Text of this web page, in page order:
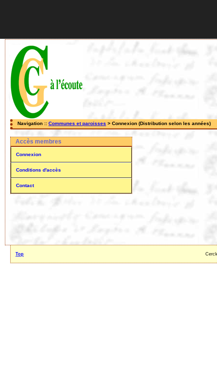
Navigation :: Communes et paroisses > Connexion (Distribution selon les années)
Accès membres
Connexion
Conditions d'accès
Contact
Top